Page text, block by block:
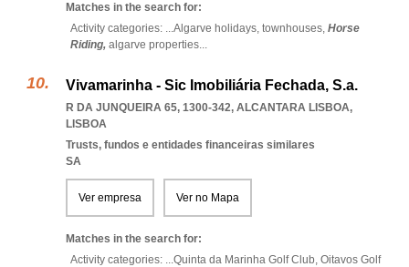
Matches in the search for:
Activity categories: ...Algarve holidays, townhouses, Horse
Riding, algarve properties...
Vivamarinha - Sic Imobiliária Fechada, S.a.
R DA JUNQUEIRA 65, 1300-342, ALCANTARA LISBOA,
LISBOA
Trusts, fundos e entidades financeiras similares
SA
Ver empresa Ver no Mapa
Matches in the search for:
Activity categories: ...Quinta da Marinha Golf Club, Oitavos Golf